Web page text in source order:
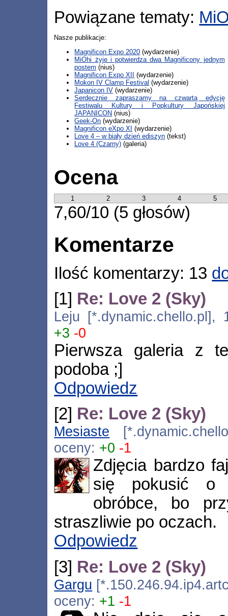
Powiązane tematy:
Nasze publikacje:
Magnificon Expo 2020 (wydarzenie)
MiOhi żyje i potwierdza dwa Magnificony jednym
postem (nius)
Magnificon Expo XII
(wydarzenie)
Mokon IV Clamp Festival (wydarzenie)
Japanicon IV (wydarzenie)
Serdecznie zapraszamy na czwartą edycję
Festiwalu Kultury i Popkultury Japońskiej
JAPANICON (nius)
Geek-On (wydarzenie)
Magnificon eXpo XI (wydarzenie)
Love 4 – w biały dzień ediszyn (tekst)
Love 4 (Czarny) (galeria)
Ocena
1 2 3 4 5
7,60/10 (5 głosów)
Komentarze
Ilość komentarzy: 13
[1] Re: Love 2 (Sky)
Leju [*.dynamic.chello.pl],
+3 -0
Pierwsza galeria z
podoba ;]
Odpowiedz
[2] Re: Love 2 (Sky)
Mesiaste
oceny: +0 -1
Zdjęcia bardzo
się pokusić o
obróbce, bo
straszliwie po oczach.
Odpowiedz
[3] Re: Love 2 (Sky)
Gargu
oceny: +1 -1